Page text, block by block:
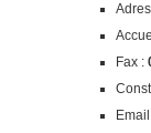
Fax :